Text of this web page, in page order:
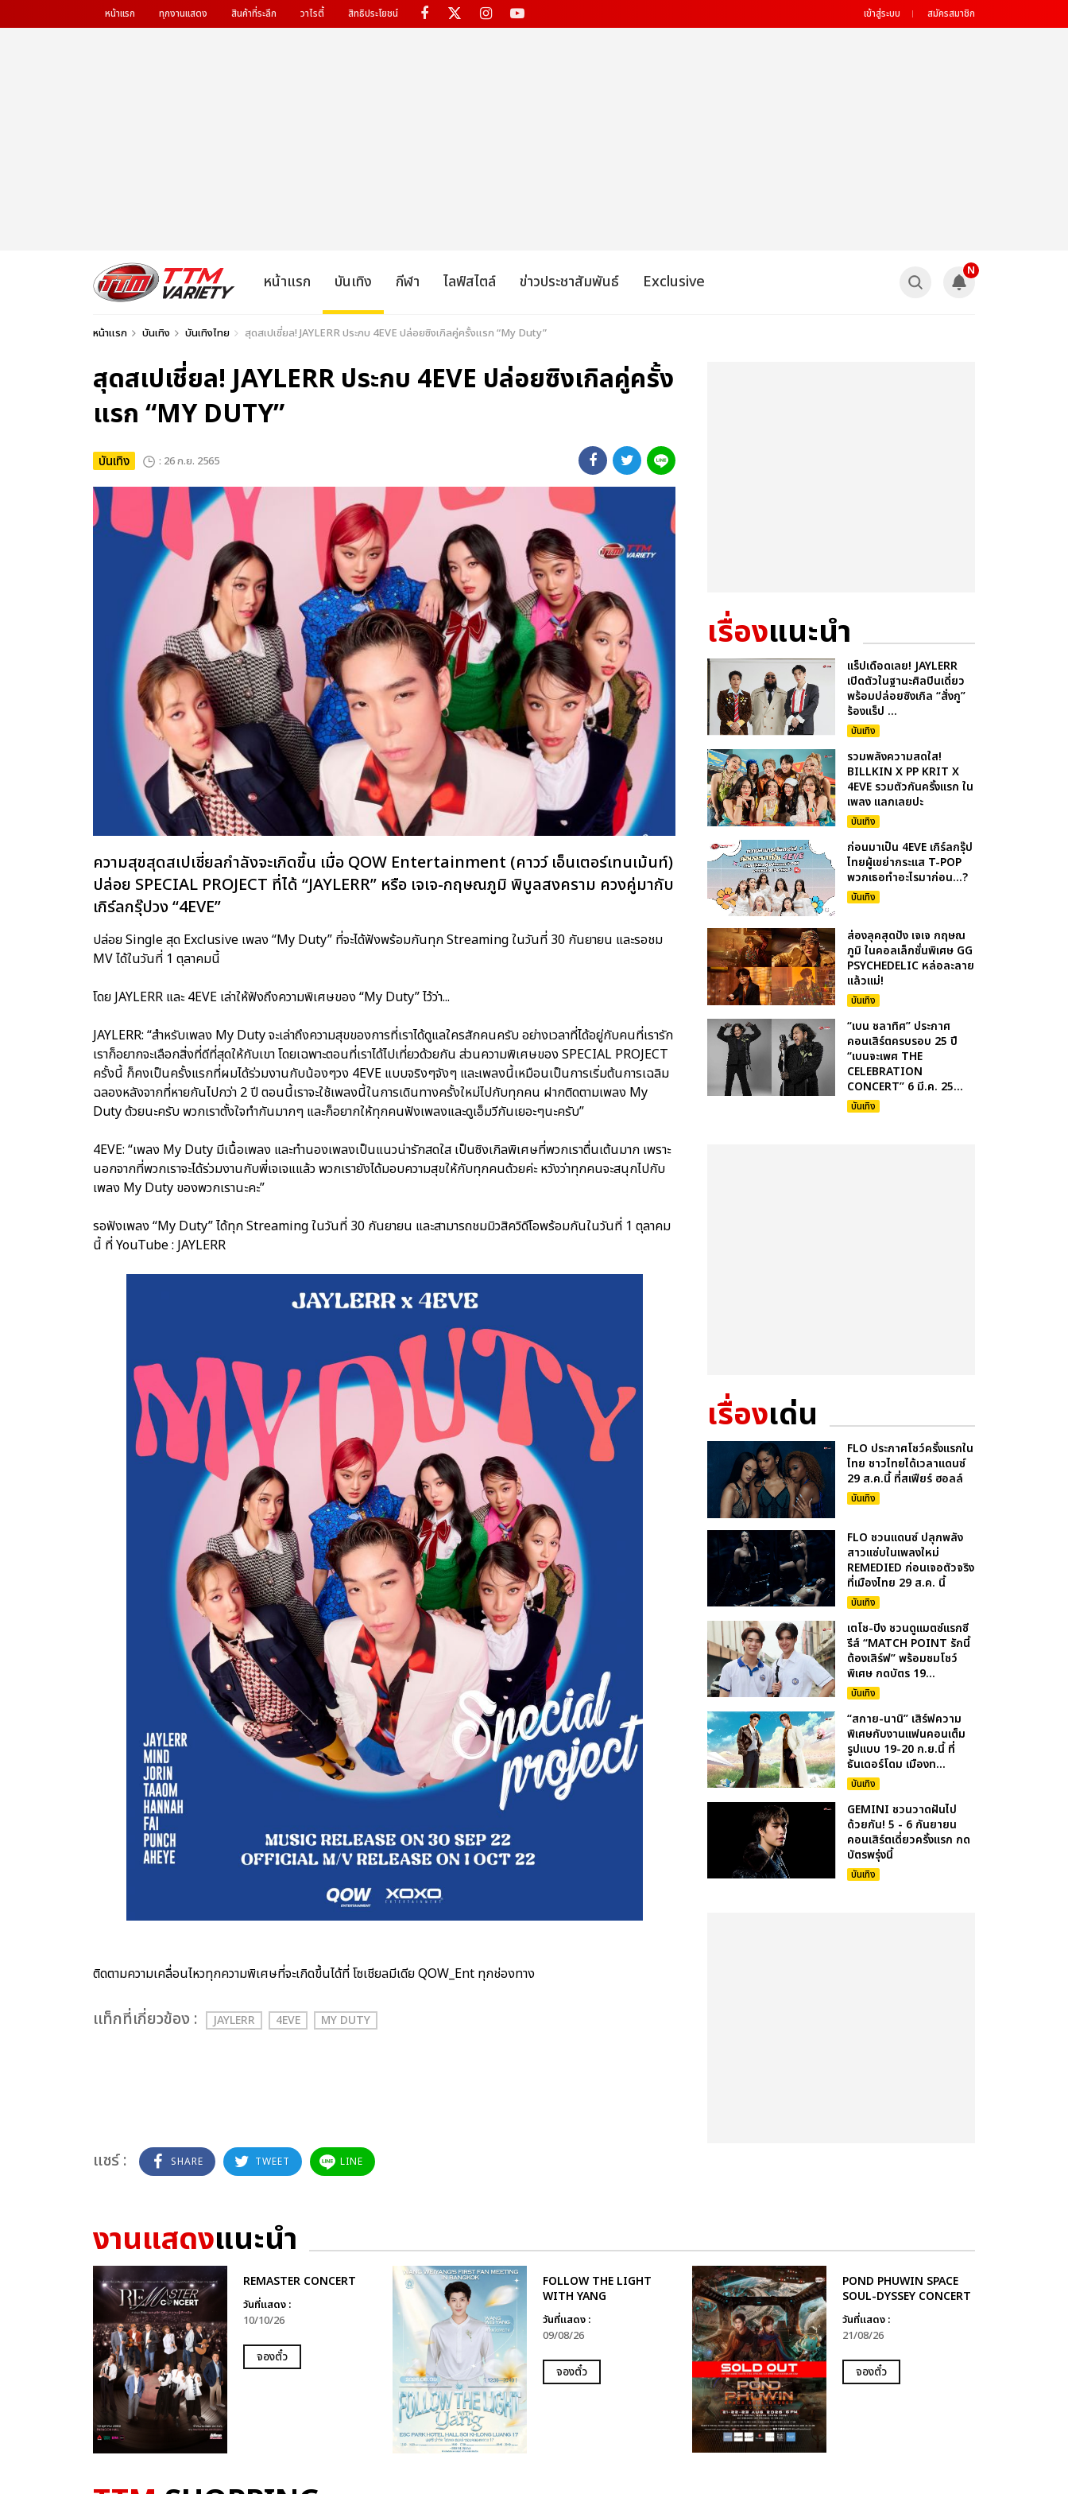
หน้าแรก ทุกงานแสดง สินค้าที่ระลึก วาไรตี้ สิทธิประโยชน์ เข้าสู่ระบบ สมัครสมาชิก
หน้าแรก บันเทิง กีฬา ไลฟ์สไตล์ ข่าวประชาสัมพันธ์ Exclusive
N
หน้าแรก บันเทิง บันเทิงไทย สุดสเปเชี่ยล! JAYLERR ประกบ 4EVE ปล่อยซิงเกิลคู่ครั้งแรก “My Duty”
สุดสเปเชี่ยล! JAYLERR ประกบ 4EVE ปล่อยซิงเกิลคู่ครั้ง
แรก “MY DUTY”
บันเทิง : 26 ก.ย. 2565
ความสุขสุดสเปเชี่ยลกำลังจะเกิดขึ้น เมื่อ QOW Entertainment (คาวว์ เอ็นเตอร์เทนเม้นท์)
ปล่อย SPECIAL PROJECT ที่ได้ “JAYLERR” หรือ เจเจ-กฤษณภูมิ พิบูลสงคราม ควงคู่มากับ
เกิร์ลกรุ๊ปวง “4EVE”
ปล่อย Single สุด Exclusive เพลง “My Duty” ที่จะได้ฟังพร้อมกันทุก Streaming ในวันที่ 30 กันยายน และรอชม
MV ได้ในวันที่ 1 ตุลาคมนี้
โดย JAYLERR และ 4EVE เล่าให้ฟังถึงความพิเศษของ “My Duty” ไว้ว่า...
JAYLERR: “สำหรับเพลง My Duty จะเล่าถึงความสุขของการที่เราได้ดูแลใครสักคนครับ อย่างเวลาที่ได้อยู่กับคนที่เรารัก
เราก็อยากจะเลือกสิ่งที่ดีที่สุดให้กับเขา โดยเฉพาะตอนที่เราได้ไปเที่ยวด้วยกัน ส่วนความพิเศษของ SPECIAL PROJECT
ครั้งนี้ ก็คงเป็นครั้งแรกที่ผมได้ร่วมงานกับน้องๆวง 4EVE แบบจริงๆจังๆ และเพลงนี้เหมือนเป็นการเริ่มต้นการเฉลิม
ฉลองหลังจากที่หายกันไปกว่า 2 ปี ตอนนี้เราจะใช้เพลงนี้ในการเดินทางครั้งใหม่ไปกับทุกคน ฝากติดตามเพลง My
Duty ด้วยนะครับ พวกเราตั้งใจทำกันมากๆ และก็อยากให้ทุกคนฟังเพลงและดูเอ็มวีกันเยอะๆนะครับ”
4EVE: “เพลง My Duty มีเนื้อเพลง และทำนองเพลงเป็นแนวน่ารักสดใส เป็นซิงเกิลพิเศษที่พวกเราตื่นเต้นมาก เพราะ
นอกจากที่พวกเราจะได้ร่วมงานกับพี่เจเจแแล้ว พวกเรายังได้มอบความสุขให้กับทุกคนด้วยค่ะ หวังว่าทุกคนจะสนุกไปกับ
เพลง My Duty ของพวกเรานะคะ”
รอฟังเพลง “My Duty” ได้ทุก Streaming ในวันที่ 30 กันยายน และสามารถชมมิวสิควิดีโอพร้อมกันในวันที่ 1 ตุลาคม
นี้ ที่ YouTube : JAYLERR
ติดตามความเคลื่อนไหวทุกความพิเศษที่จะเกิดขึ้นได้ที่ โซเชียลมีเดีย QOW_Ent ทุกช่องทาง
เเท็กที่เกี่ยวข้อง : JAYLERR 4EVE MY DUTY
แชร์ : SHARE TWEET LINE
เรื่องแนะนำ
แร็ปเดือดเลย! JAYLERR
เปิดตัวในฐานะศิลปินเดี่ยว
พร้อมปล่อยซิงเกิล “สั่งกู”
ร้องแร็ป ...
บันเทิง
รวมพลังความสดใส!
BILLKIN X PP KRIT X
4EVE รวมตัวกันครั้งแรก ใน
เพลง แลกเลยปะ
บันเทิง
ก่อนมาเป็น 4EVE เกิร์ลกรุ๊ป
ไทยผู้เขย่ากระแส T-POP
พวกเธอทำอะไรมาก่อน...?
บันเทิง
ส่องลุคสุดปัง เจเจ กฤษณ
ภูมิ ในคอลเล็กชั่นพิเศษ GG
PSYCHEDELIC หล่อละลาย
แล้วแม่!
บันเทิง
“เบน ชลาทิศ” ประกาศ
คอนเสิร์ตครบรอบ 25 ปี
“เบนจะเพศ THE
CELEBRATION
CONCERT” 6 มี.ค. 25...
บันเทิง
เรื่องเด่น
FLO ประกาศโชว์ครั้งแรกใน
ไทย ชาวไทยได้เวลาแดนซ์
29 ส.ค.นี้ ที่สเฟียร์ ฮอลล์
บันเทิง
FLO ชวนแดนซ์ ปลุกพลัง
สาวแซ่บในเพลงใหม่
REMEDIED ก่อนเจอตัวจริง
ที่เมืองไทย 29 ส.ค. นี้
บันเทิง
เตโช-ปิง ชวนดูแมตซ์แรกซี
รีส์ “MATCH POINT รักนี้
ต้องเสิร์ฟ” พร้อมชมโชว์
พิเศษ กดบัตร 19...
บันเทิง
“สกาย-นานิ” เสิร์ฟความ
พิเศษกับงานแฟนคอนเต็ม
รูปแบบ 19-20 ก.ย.นี้ ที่
ธันเดอร์โดม เมืองท...
บันเทิง
GEMINI ชวนวาดฝันไป
ด้วยกัน! 5 - 6 กันยายน
คอนเสิร์ตเดี่ยวครั้งแรก กด
บัตรพรุ่งนี้
บันเทิง
งานแสดงแนะนำ
REMASTER CONCERT
วันที่แสดง :
10/10/26
จองตั๋ว
FOLLOW THE LIGHT
WITH YANG
วันที่แสดง :
09/08/26
จองตั๋ว
POND PHUWIN SPACE
SOUL-DYSSEY CONCERT
วันที่แสดง :
21/08/26
จองตั๋ว